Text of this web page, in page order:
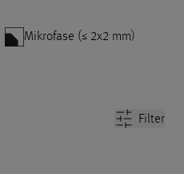
Mikrofase (≤ 2x2 mm)
Filter